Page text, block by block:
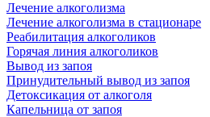
Лечение алкоголизма
Лечение алкоголизма в стационаре
Реабилитация алкоголиков
Горячая линия алкоголиков
Вывод из запоя
Принудительный вывод из запоя
Детоксикация от алкоголя
Капельница от запоя